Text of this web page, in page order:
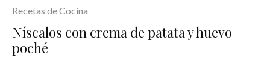
Recetas de Cocina
Níscalos con crema de patata y huevo
poché